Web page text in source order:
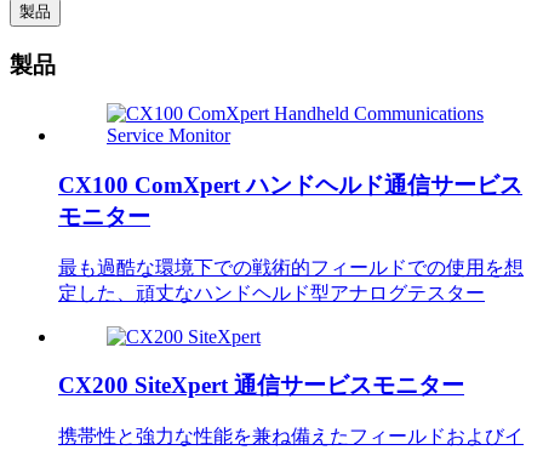
製品
製品
CX100 ComXpert ハンドヘルド通信サービス
モニター
最も過酷な環境下での戦術的フィールドでの使用を想
定した、頑丈なハンドヘルド型アナログテスター
CX200 SiteXpert 通信サービスモニター
携帯性と強力な性能を兼ね備えたフィールドおよびイ